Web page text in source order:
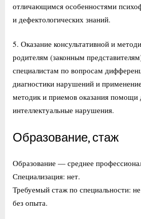
отличающимся особенностями
и дефектологических знаний.
5. Оказание консультативной и
родителям (законным
специалистам по вопросам
диагностики нарушений и
методик и приемов оказания
интеллектуальные нарушения.
Образование, стаж
Образование — среднее
Специализация: нет.
Требуемый стаж по специальности:
без опыта.